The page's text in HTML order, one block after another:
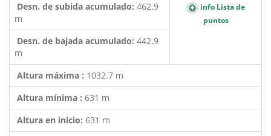
Desn. de subida acumulado: 462.9
m
info Lista de
puntos
Desn. de bajada acumulado: 442.9
m
Altura máxima : 1032.7 m
Altura mínima : 631 m
Altura en inicio: 631 m